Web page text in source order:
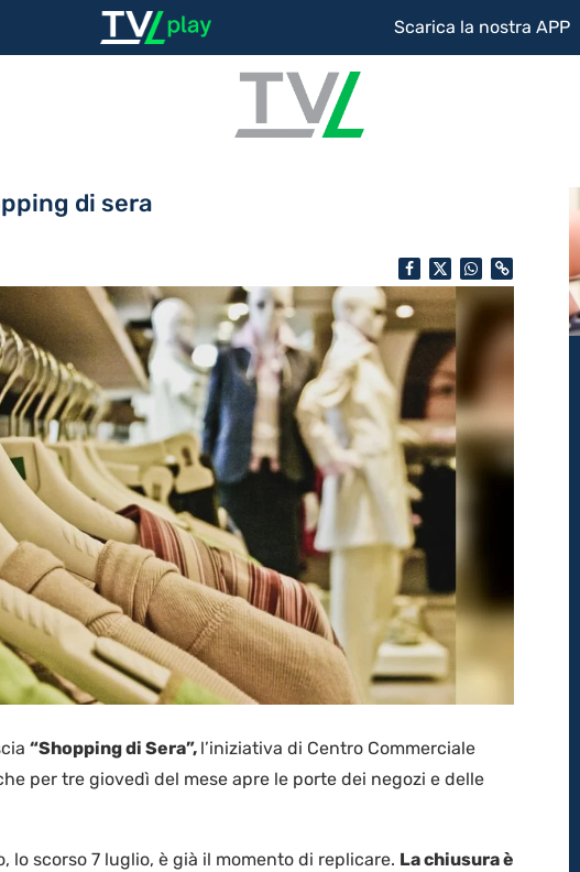
Scarica la nostra APP
di sera
“Shopping di Sera”, l’iniziativa di Centro Commerciale
per tre giovedì del mese apre le porte dei negozi e delle
lo scorso 7 luglio, è già il momento di replicare. La chiusura è